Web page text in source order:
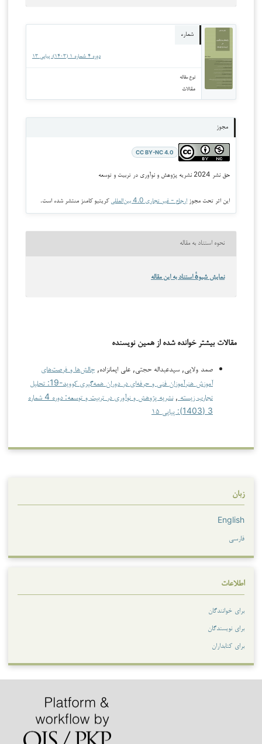
شماره
دوره 4 شماره 1 (1403): پیاپی 13
نوع مقاله
مقالات
مجوز
CC BY-NC 4.0
حق نشر 2024 نشریه پژوهش و نوآوری در تربیت و توسعه
این اثر تحت مجوز ارجاع - غیر تجاری 4.0 بین‌المللی کریتیو کامنز منتشر شده است.
نحوه استناد به مقاله
نمایش شیوهٔ استناد به این مقاله
مقالات بیشتر خوانده شده از همین نویسنده
صمد ولایی, سیدعبداله حجتی, علی ایمانزاده, چالش‌ها و فرصت‌های
آموزش هنرآموزان فنی و حرفه‌ای در دوران همه‌گیری کووید-19: تحلیل
تجارب زیسته ,
نشریه پژوهش و نوآوری در تربیت و توسعه: دوره 4 شماره
3 (1403): پیاپی ۱۵
زبان
English
فارسی
اطلاعات
برای خوانندگان
برای نویسندگان
برای کتابداران